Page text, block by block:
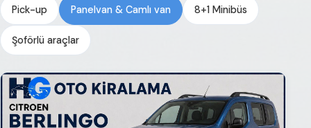
Pick-up Panelvan & Camlı van 8+1 Minibüs
Şoförlü araçlar